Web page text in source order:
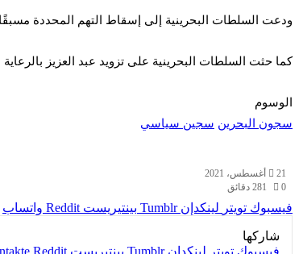
ودعت السلطات البحرينية إلى إسقاط التهم المحددة
كما حثت السلطات البحرينية على تزويد عبد العزيز
الوسوم
سجون البحرين سجين سياسي
21 أغسطس، 2021
0
812 دقائق
فيسبوك تويتر لينكدإن بينتيريست واتساب
شاركها
فيسبوك تويتر لينكدإن بينتيريست